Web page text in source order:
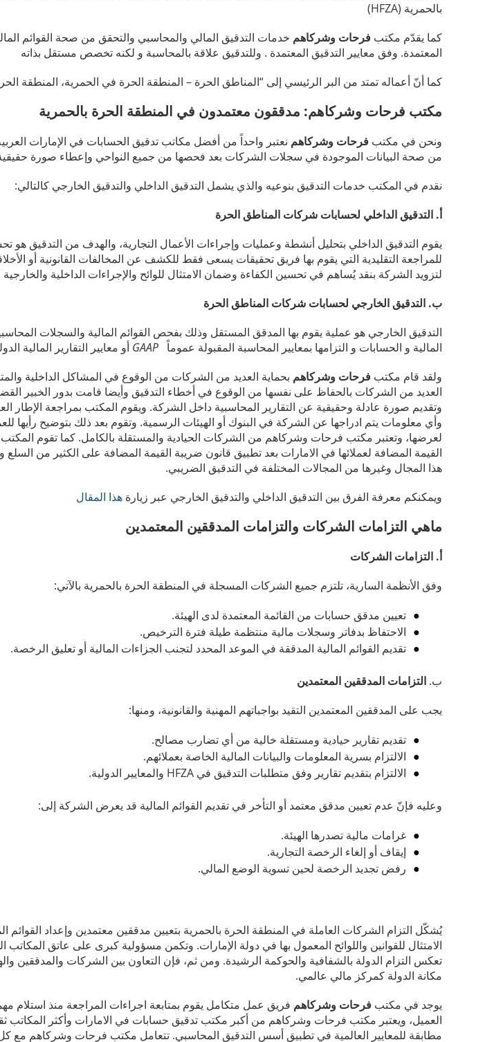
بالحمرية (HFZA)
كما يقدّم مكتب فرحات وشركاهم خدمات التدقيق المالي والمحاسبي والتحقق من صحة القوائم
المعتمدة. وفق معايير التدقيق المعتمدة . وللتدقيق علاقة بالمحاسبة و لكنه تخصص مستقل بذاته
كما أنّ أعماله تمتد من البر الرئيسي إلى “المناطق الحرة – المنطقة الحرة في الحمرية، المنطقة
مكتب فرحات وشركاهم: مدققون معتمدون في المنطقة الحرة بالحمرية
ونحن في مكتب فرحات وشركاهم نعتبر واحداً من أفضل مكاتب تدقيق الحسابات في الإمارات
من صحة البيانات الموجودة في سجلات الشركات بعد فحصها من جميع النواحي وإعطاء صورة حقيقية
نقدم في المكتب خدمات التدقيق بنوعيه والذي يشمل التدقيق الداخلي والتدقيق الخارجي كالتالي:
أ. التدقيق الداخلي لحسابات شركات المناطق الحرة
يقوم التدقيق الداخلي بتحليل أنشطة وعمليات وإجراءات الأعمال التجارية، والهدف من التدقيق هو
للمراجعة التقليدية التي يقوم بها فريق تحقيقات يسعى فقط للكشف عن المخالفات القانونية أو
لتزويد الشركة بنقد يُساهم في تحسين الكفاءة وضمان الامتثال للوائح والإجراءات الداخلية والخارجية
ب. التدقيق الخارجي لحسابات شركات المناطق الحرة
التدقيق الخارجي هو عملية يقوم بها المدقق المستقل وذلك بفحص القوائم المالية والسجلات
المالية و الحسابات و التزامها بمعايير المحاسبة المقبولة عموماً
أو معايير التقارير المالية
ولقد قام مكتب فرحات وشركاهم بحماية العديد من الشركات من الوقوع في المشاكل الداخلية
العديد من الشركات بالحفاظ على نفسها من الوقوع في أخطاء التدقيق وأيضا قامت بدور الخبير
وتقديم صورة عادلة وحقيقية عن التقارير المحاسبية داخل الشركة. ويقوم المكتب بمراجعة الإطار
وأي معلومات يتم ادراجها عن الشركة في البنوك أو الهيئات الرسمية. وتقوم بعد ذلك بتوضيح رأيها
لعرضها، وتعتبر مكتب فرحات وشركاهم من الشركات الحيادية والمستقلة بالكامل. كما تقوم
القيمة المضافة لعملائها في الامارات بعد تطبيق قانون ضريبة القيمة المضافة على الكثير من
هذا المجال وغيرها من المجالات المختلفة في التدقيق الضريبي.
ويمكنكم معرفة الفرق بين التدقيق الداخلي والتدقيق الخارجي عبر زيارة هذا المقال
ماهي التزامات الشركات والتزامات المدققين المعتمدين
أ. التزامات الشركات
وفق الأنظمة السارية، تلتزم جميع الشركات المسجلة في المنطقة الحرة بالحمرية بالآتي:
تعيين مدقق حسابات من القائمة المعتمدة لدى الهيئة.
الاحتفاظ بدفاتر وسجلات مالية منتظمة طيلة فترة الترخيص.
تقديم القوائم المالية المدققة في الموعد المحدد لتجنب الجزاءات المالية أو تعليق الرخصة.
ب. التزامات المدققين المعتمدين
يجب على المدققين المعتمدين التقيد بواجباتهم المهنية والقانونية، ومنها:
تقديم تقارير حيادية ومستقلة خالية من أي تضارب مصالح.
الالتزام بسرية المعلومات والبيانات المالية الخاصة بعملائهم.
الالتزام بتقديم تقارير وفق متطلبات التدقيق في HFZA والمعايير الدولية.
وعليه فإنّ عدم تعيين مدقق معتمد أو التأخر في تقديم القوائم المالية قد يعرض الشركة إلى:
غرامات مالية تصدرها الهيئة.
إيقاف أو إلغاء الرخصة التجارية.
رفض تجديد الرخصة لحين تسوية الوضع المالي.
يُشكّل التزام الشركات العاملة في المنطقة الحرة بالحمرية بتعيين مدققين معتمدين وإعداد القوائم
الامتثال للقوانين واللوائح المعمول بها في دولة الإمارات. وتكمن مسؤولية كبرى على عاتق المكاتب
تعكس التزام الدولة بالشفافية والحوكمة الرشيدة. ومن ثم، فإن التعاون بين الشركات والمدققين
مكانة الدولة كمركز مالي عالمي.
يوجد في مكتب فرحات وشركاهم فريق عمل متكامل يقوم بمتابعة اجراءات المراجعة منذ استلام
العميل، ويعتبر مكتب فرحات وشركاهم من أكبر مكتب تدقيق حسابات في الامارات وأكثر المكاتب
مطابقة للمعايير العالمية في تطبيق أسس التدقيق المحاسبي. تتعامل مكتب فرحات وشركاهم مع كل